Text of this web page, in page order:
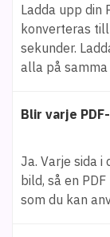
Ladda upp din
konverteras
sekunder.
alla på samma
Blir varje
Ja. Varje sida i
bild, så en
som du kan